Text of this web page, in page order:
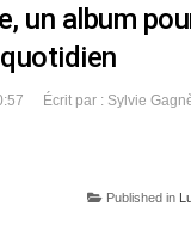
un album
Écrit par : Sylvie
Published in